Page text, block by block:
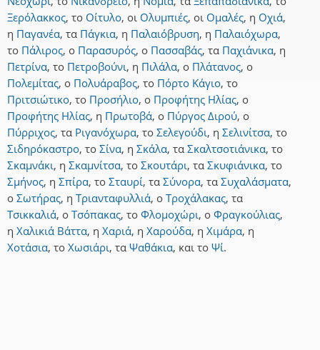
Ξερόλακκος, το Οίτυλο, οι Ολυμπιές, οι Ομαλές, η Οχιά,
η Παγανέα, τα Πάγκια, η Παλαιόβρυση, η Παλαιόχωρα,
το Πάλιρος, ο Παρασυρός, ο Πασσαβάς, τα Παχιάνικα, η
Πετρίνα, το Πετροβούνι, η Πιλάλα, ο Πλάτανος, ο
Πολεμίτας, ο Πολυάραβος, το Πόρτο Κάγιο, το
Πριτσιώτικο, το Προσήλιο, ο Προφήτης Ηλίας, ο
Προφήτης Ηλίας, η Πρωτοβά, ο Πύργος Διρού, ο
Πύρριχος, τα Ριγανόχωρα, το Σελεγούδι, η Σελινίτσα, το
Σιδηρόκαστρο, το Σίνα, η Σκάλα, τα Σκαλτσοτιάνικα, το
Σκαμνάκι, η Σκαμνίτσα, το Σκουτάρι, τα Σκυφιάνικα, το
Σμήνος, η Σπίρα, το Σταυρί, τα Σύνορα, τα Συχαλάσματα,
ο Σωτήρας, η Τριανταφυλλιά, ο Τροχάλακας, τα
Τσικκαλιά, ο Τσόπακας, το Φλομοχώρι, ο Φραγκούλιας,
η Χαλικιά Βάττα, η Χαριά, η Χαρούδα, η Χιμάρα, η
Χοτάσια, το Χωσιάρι, τα Ψαθάκια, και το Ψί.